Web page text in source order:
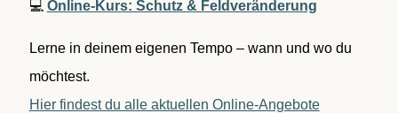
💻 Online-Kurs: Schutz & Feldveränderung
Lerne in deinem eigenen Tempo – wann und wo du
möchtest.
Hier findest du alle aktuellen Online-Angebote